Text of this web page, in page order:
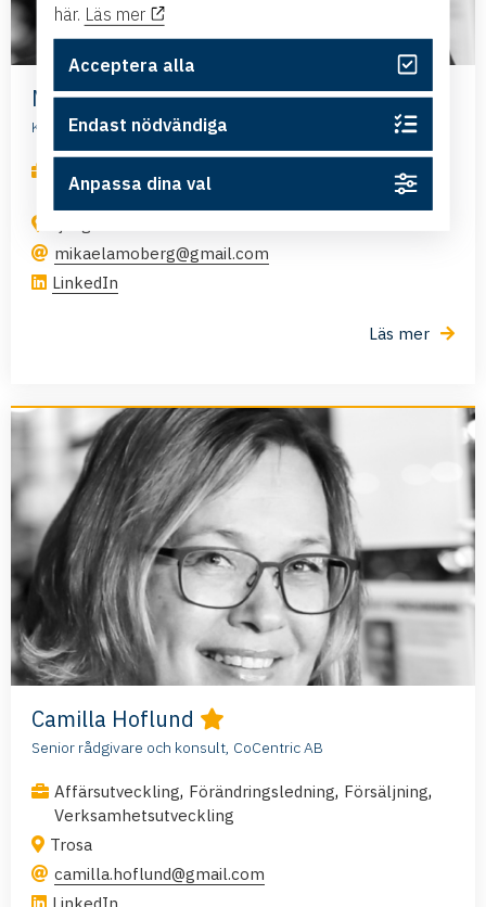
Mikaela Hedberg
Koncern- och verksamhetschef, VAL-BO Holding AB
Start-up
Verksamhetsutveckling
mikaelamoberg@gmail.com
LinkedIn
Läs mer
Camilla Hoflund
Senior rådgivare och konsult, CoCentric AB
Affärsutveckling, Förändringsledning, Försäljning,
Verksamhetsutveckling
Trosa
camilla.hoflund@gmail.com
här. Läs mer
Acceptera alla
Endast nödvändiga
Anpassa dina val